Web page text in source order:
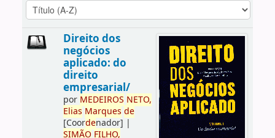
Direito dos
negócios
aplicado: do
direito
empresarial/
por MEDEIROS NETO,
Elias Marques de
[Coordenador] |
SIMÃO FILHO,